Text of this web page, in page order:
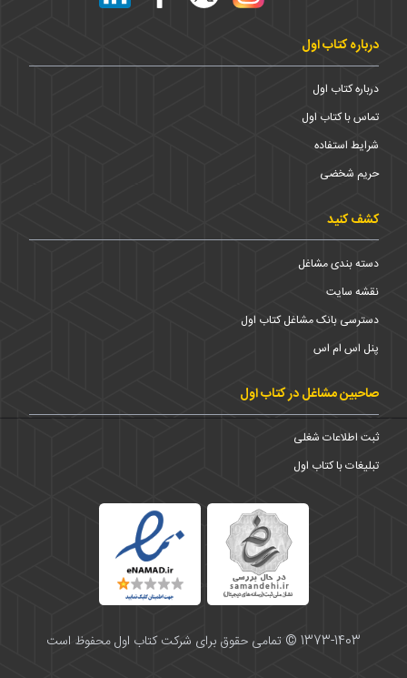
درباره کتاب اول
درباره کتاب اول
تماس با کتاب اول
شرایط استفاده
حریم شخضی
کشف کنید
دسته بندی مشاغل
نقشه سایت
دسترسی بانک مشاغل کتاب اول
پنل اس ام اس
صاحبین مشاغل در کتاب اول
ثبت اطلاعات شغلی
تبلیغات با کتاب اول
1373-1403 © تمامی حقوق برای شرکت کتاب اول محفوظ است